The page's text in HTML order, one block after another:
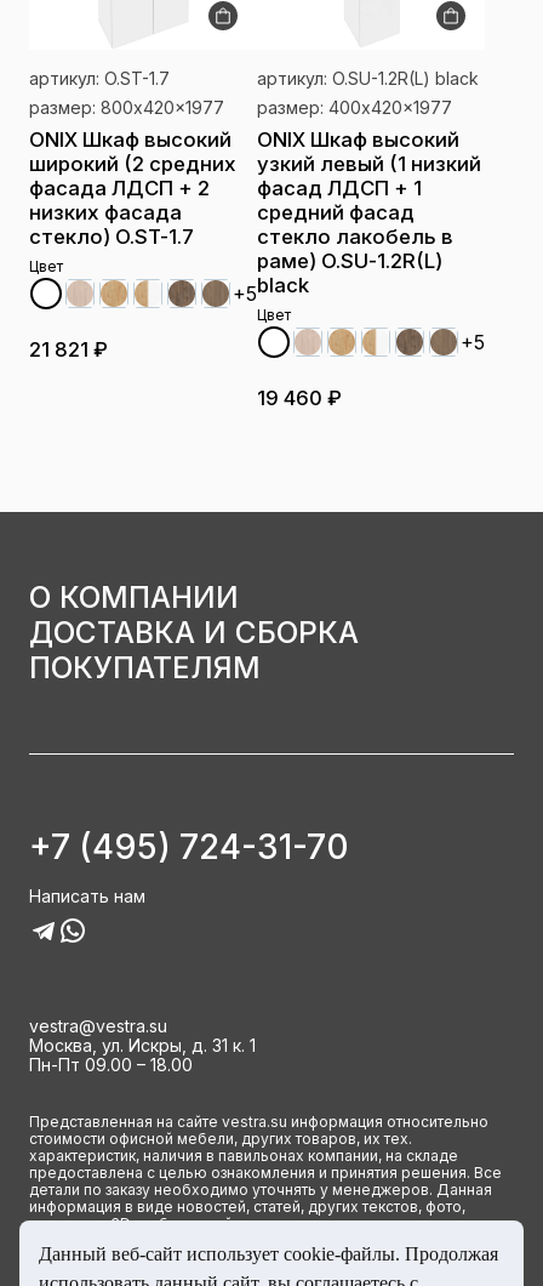
артикул: O.ST-1.7
размер: 800x420x1977
ONIX Шкаф высокий
широкий (2 средних
фасада ЛДСП + 2
низких фасада
стекло) O.ST-1.7
Цвет
+5
21 821 ₽
артикул: O.SU-1.2R(L) black
размер: 400x420x1977
ONIX Шкаф высокий
узкий левый (1 низкий
фасад ЛДСП + 1
средний фасад
стекло лакобель в
раме) O.SU-1.2R(L)
black
Цвет
+5
19 460 ₽
О КОМПАНИИ
ДОСТАВКА И СБОРКА
ПОКУПАТЕЛЯМ
+7 (495) 724-31-70
Написать нам
vestra@vestra.su
Москва, ул. Искры, д. 31 к. 1
Пн-Пт 09.00 – 18.00
Представленная на сайте vestra.su информация относительно
стоимости офисной мебели, других товаров, их тех.
характеристик, наличия в павильонах компании, на складе
предоставлена с целью ознакомления и принятия решения. Все
детали по заказу необходимо уточнять у менеджеров. Данная
информация в виде новостей, статей, других текстов, фото,
картинок и 3D изображений ни при каких условиях не является
положениями ст. 437(2) Гражданского кодекса РФ.
Данный веб-сайт использует cookie-файлы. Продолжая